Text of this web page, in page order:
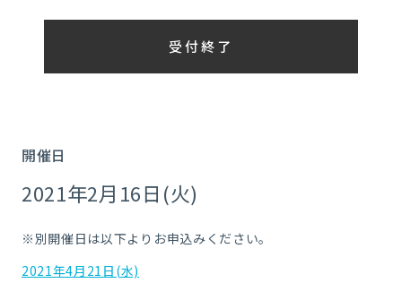
受付終了
開催日
2021年2月16日(火)
※別開催日は以下よりお申込みください。
2021年4月21日(水)